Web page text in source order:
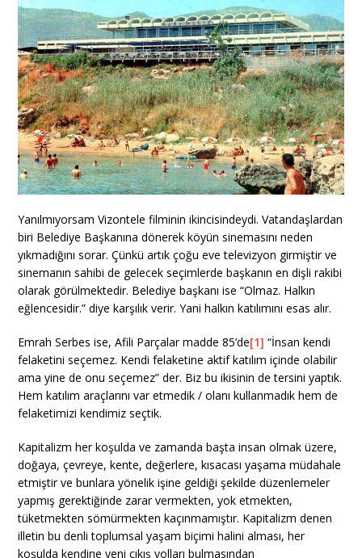
Yanılmıyorsam Vizontele filminin ikincisindeydi. Vatandaşlardan
biri Belediye Başkanına dönerek köyün sinemasını neden
yıkmadığını sorar. Çünkü artık çoğu eve televizyon girmiştir ve
sinemanın sahibi de gelecek seçimlerde başkanın en dişli rakibi
olarak görülmektedir. Belediye başkanı ise “Olmaz. Halkın
eğlencesidir.” diye karşılık verir. Yani halkın katılımını esas alır.
Emrah Serbes ise, Afili Parçalar madde 85’de[1] “İnsan kendi
felaketini seçemez. Kendi felaketine aktif katılım içinde olabilir
ama yine de onu seçemez” der. Biz bu ikisinin de tersini yaptık.
Hem katılım araçlarını var etmedik / olanı kullanmadık hem de
felaketimizi kendimiz seçtik.
Kapitalizm her koşulda ve zamanda başta insan olmak üzere,
doğaya, çevreye, kente, değerlere, kısacası yaşama müdahale
etmiştir ve bunlara yönelik işine geldiği şekilde düzenlemeler
yapmış gerektiğinde zarar vermekten, yok etmekten,
tüketmekten sömürmekten kaçınmamıştır. Kapitalizm denen
illetin bu denli toplumsal yaşam biçimi halini alması, her
koşulda kendine yeni çıkış yolları bulmasından